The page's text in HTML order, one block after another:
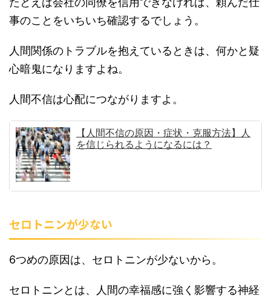
事のことをいちいち確認するでしょう。
人間関係のトラブルを抱えているときは、何かと疑
心暗鬼になりますよね。
人間不信は心配につながりますよ。
【人間不信の原因・症状・克服方法】人
を信じられるようになるには？
セロトニンが少ない
6つめの原因は、セロトニンが少ないから。
セロトニンとは、人間の幸福感に強く影響する神経